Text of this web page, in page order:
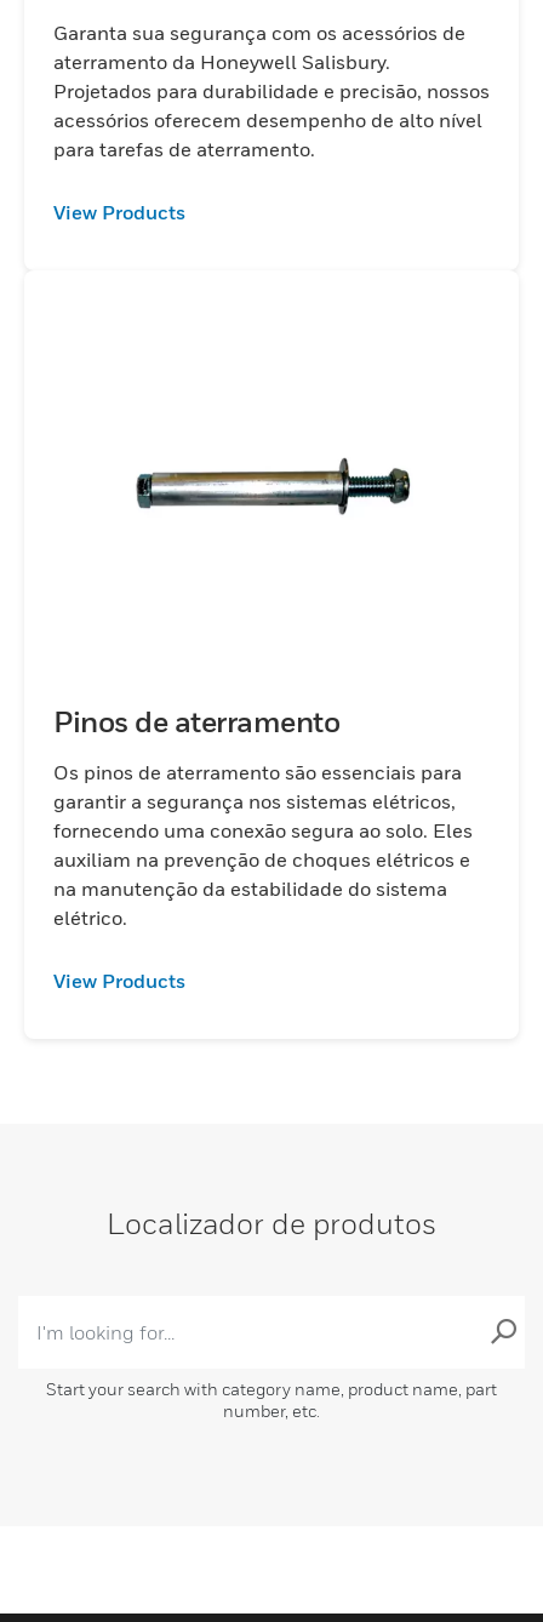
Garanta sua segurança com os acessórios de
aterramento da Honeywell Salisbury.
Projetados para durabilidade e precisão, nossos
acessórios oferecem desempenho de alto nível
para tarefas de aterramento.
View Products
Pinos de aterramento
Os pinos de aterramento são essenciais para
garantir a segurança nos sistemas elétricos,
fornecendo uma conexão segura ao solo. Eles
auxiliam na prevenção de choques elétricos e
na manutenção da estabilidade do sistema
elétrico.
View Products
Localizador de produtos
Start your search with category name, product name, part
number, etc.